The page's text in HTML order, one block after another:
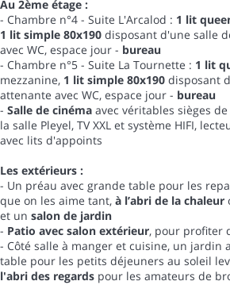
Au 2ème étage :
- Chambre n°4 - Suite L'Arcalod : 1 lit
1 lit simple 80x190 disposant d'une salle
avec WC, espace jour - bureau
- Chambre n°5 - Suite La Tournette : 1 lit
mezzanine, 1 lit simple 80x190 disposant
attenante avec WC, espace jour - bureau
- Salle de cinéma avec véritables sièges
la salle Pleyel, TV XXL et système HIFI,
avec lits d'appoints
Les extérieurs :
- Un préau avec grande table pour les
que on les aime tant, à l’abri de la chaleur
et un salon de jardin
- Patio avec salon extérieur, pour profiter
- Côté salle à manger et cuisine, un jardin
table pour les petits déjeuners au soleil
l'abri des regards pour les amateurs de